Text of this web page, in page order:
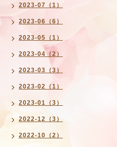
2023-07（1）
2023-06（6）
2023-05（1）
2023-04（2）
2023-03（3）
2023-02（1）
2023-01（3）
2022-12（3）
2022-10（2）